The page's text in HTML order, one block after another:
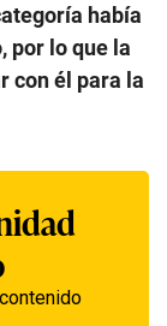
había
por lo que la
con él para la